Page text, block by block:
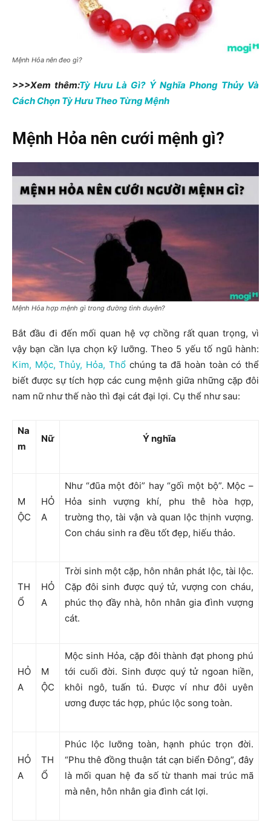
Mệnh Hỏa nên đeo gì?
>>>Xem thêm:Tỳ Hưu Là Gì? Ý Nghĩa Phong Thủy Và
Cách Chọn Tỳ Hưu Theo Từng Mệnh
Mệnh Hỏa nên cưới mệnh gì?
Mệnh Hỏa hợp mệnh gì trong đường tình duyên?
Bắt đầu đi đến mối quan hệ vợ chồng rất quan trọng, vì
vậy bạn cần lựa chọn kỹ lưỡng. Theo 5 yếu tố ngũ hành:
Kim, Mộc, Thủy, Hỏa, Thổchúng ta đã hoàn toàn có thể
biết được sự tích hợp các cung mệnh giữa những cặp đôi
nam nữ như thế nào thì đại cát đại lợi. Cụ thể như sau:
Na
m
Nữ Ý nghĩa
M
ỘC
HỎ
A
Như “đũa một đôi” hay “gối một bộ”. Mộc –
Hỏa sinh vượng khí, phu thê hòa hợp,
trường thọ, tài vận và quan lộc thịnh vượng.
Con cháu sinh ra đều tốt đẹp, hiếu thảo.
TH
Ổ
HỎ
A
Trời sinh một cặp, hôn nhân phát lộc, tài lộc.
Cặp đôi sinh được quý tử, vượng con cháu,
phúc thọ đầy nhà, hôn nhân gia đình vượng
cát.
HỎ
A
M
ỘC
Mộc sinh Hỏa, cặp đôi thành đạt phong phú
tới cuối đời. Sinh được quý tử ngoan hiền,
khôi ngô, tuấn tú. Được ví như đôi uyên
ương được tác hợp, phúc lộc song toàn.
HỎ
A
TH
Ổ
Phúc lộc lưỡng toàn, hạnh phúc trọn đời.
“Phu thê đồng thuận tát cạn biển Đông”, đây
là mối quan hệ đa số từ thanh mai trúc mã
mà nên, hôn nhân gia đình cát lợi.